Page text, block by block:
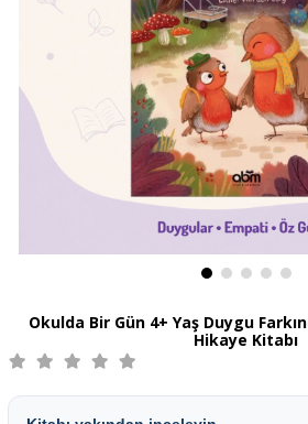
Okulda Bir Gün 4+ Yaş Duygu
Hikaye Kitabı